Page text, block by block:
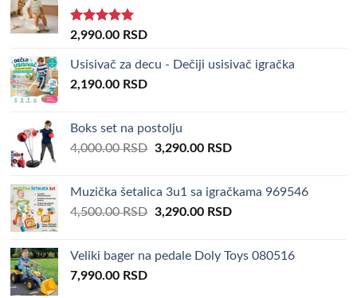
Rated5.00
2,990.00 RSD
Usisivač za decu - Dečiji usisivač igračka
2,190.00 RSD
Boks set na postolju
4,000.00RSD Original
4,000.00 RSD.
3,290.00 RSDCurrent
3,290.00 RSD.
Muzička šetalica 3u1 sa igračkama 969546
4,500.00RSD Original
4,500.00 RSD.
3,290.00 RSDCurrent
3,290.00 RSD.
Veliki bager na pedale Doly Toys 080516
7,990.00 RSD